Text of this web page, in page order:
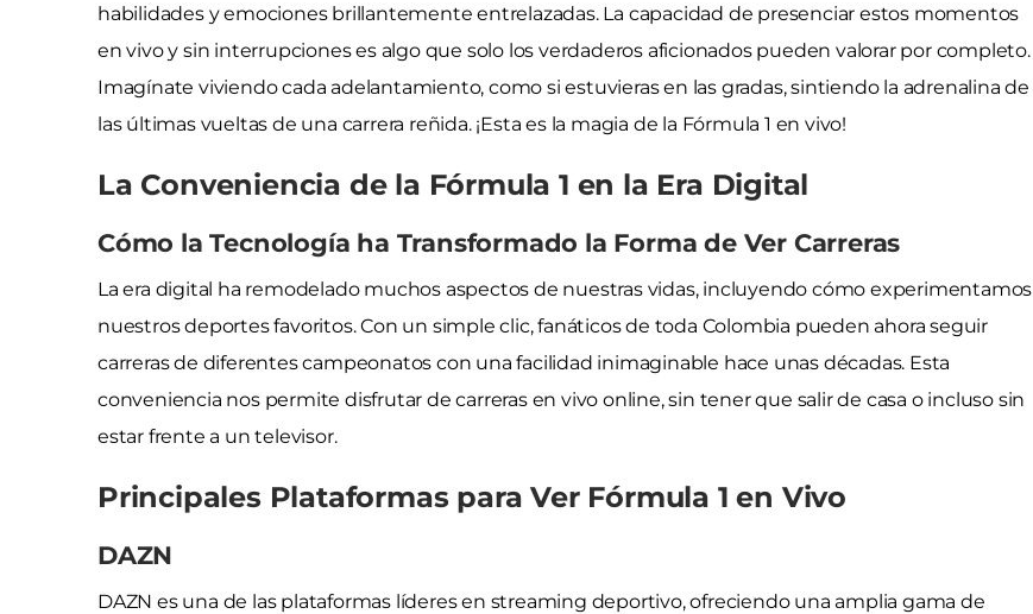
habilidades y emociones brillantemente entrelazadas. La capacidad de presenciar estos momentos
en vivo y sin interrupciones es algo que solo los verdaderos aficionados pueden valorar por completo.
Imagínate viviendo cada adelantamiento, como si estuvieras en las gradas, sintiendo la adrenalina de
las últimas vueltas de una carrera reñida. ¡Esta es la magia de la Fórmula 1 en vivo!
La Conveniencia de la Fórmula 1 en la Era Digital
Cómo la Tecnología ha Transformado la Forma de Ver Carreras
La era digital ha remodelado muchos aspectos de nuestras vidas, incluyendo cómo experimentamos
nuestros deportes favoritos. Con un simple clic, fanáticos de toda Colombia pueden ahora seguir
carreras de diferentes campeonatos con una facilidad inimaginable hace unas décadas. Esta
conveniencia nos permite disfrutar de carreras en vivo online, sin tener que salir de casa o incluso sin
estar frente a un televisor.
Principales Plataformas para Ver Fórmula 1 en Vivo
DAZN
DAZN es una de las plataformas líderes en streaming deportivo, ofreciendo una amplia gama de